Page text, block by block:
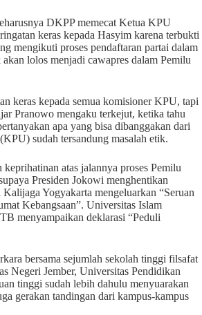
DKPP memecat Ketua KPU
keras kepada Hasyim karena terbukti
mengikuti proses pendaftaran partai dalam
lolos menjadi cawapres dalam Pemilu
keras kepada semua komisioner KPU, tapi
Pranowo mengaku terkejut, ketika tahu
apa yang bisa dibanggakan dari
sudah tersandung masalah etik.
atas jalannya proses Pemilu
Presiden Jokowi menghentikan
Yogyakarta mengeluarkan “Seruan
Kebangsaan”. Universitas Islam
menyampaikan deklarasi “Peduli
bersama sejumlah sekolah tinggi filsafat
Negeri Jember, Universitas Pendidikan
tinggi sudah lebih dahulu menyuarakan
gerakan tandingan dari kampus-kampus